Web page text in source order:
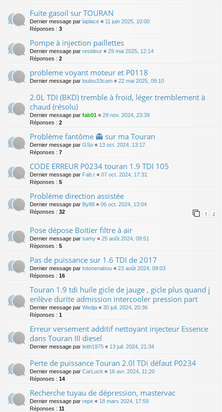
Fuite gasoil sur TOURAN
Dernier message par laplace « 11 juin 2025, 10:00
Réponses : 3
Pompe à injection paillettes
Dernier message par resideur « 29 mai 2025, 12:14
Réponses : 2
probleme voyant moteur et P0118
Dernier message par loulou33cam « 22 mai 2025, 09:10
2.0L TDI (BKD) tremble à froid, léger tremblement à
chaud (résolu)
Dernier message par fab01 « 29 nov. 2024, 23:39
Réponses : 2
Problème fantôme 👻 sur ma Touran
Dernier message par GSo « 13 oct. 2024, 13:17
Réponses : 7
CODE ERREUR P0234 touran 1.9 TDI 105
Dernier message par Fab.r « 07 oct. 2024, 17:31
Réponses : 5
Problème direction assistée
Dernier message par By88 « 06 oct. 2024, 13:04
Réponses : 32 1 2
Pose dépose Boitier filtre à air
Dernier message par samy « 25 août 2024, 09:51
Réponses : 5
Pas de puissance sur 1.6 TDI de 2017
Dernier message par totonenabou « 23 août 2024, 09:03
Réponses : 16
Touran 1.9 tdi huile gicle de jauge , gicle plus quand j
enlève durite admission intercooler pression part
Dernier message par Wedja « 30 juil. 2024, 20:36
Réponses : 1
Erreur versement additif nettoyant injecteur Essence
dans Touran III diesel
Dernier message par leith1975 « 13 juil. 2024, 21:34
Perte de puissance Touran 2.0l TDi défaut P0234
Dernier message par CarLuck « 16 avr. 2024, 11:20
Réponses : 14
Recherche tuyau de dépression, mastervac
Dernier message par repe « 18 mars 2024, 17:59
Réponses : 11